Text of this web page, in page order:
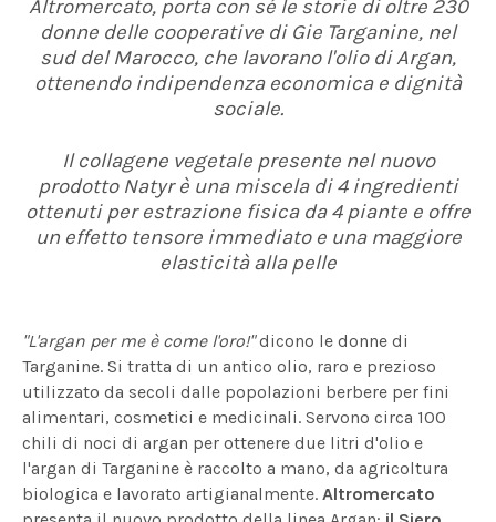
Altromercato, porta con sé le storie di oltre 230
donne delle cooperative di Gie Targanine, nel
sud del Marocco, che lavorano l'olio di Argan,
ottenendo indipendenza economica e dignità
sociale.
Il collagene vegetale presente nel nuovo
prodotto Natyr è una miscela di 4 ingredienti
ottenuti per estrazione fisica da 4 piante e offre
un effetto tensore immediato e una maggiore
elasticità alla pelle
"L'argan per me è come l'oro!"dicono le donne di
Targanine. Si tratta di un antico olio, raro e prezioso
utilizzato da secoli dalle popolazioni berbere per fini
alimentari, cosmetici e medicinali. Servono circa 100
chili di noci di argan per ottenere due litri d'olio e
l'argan di Targanine è raccolto a mano, da agricoltura
biologica e lavorato artigianalmente. Altromercato